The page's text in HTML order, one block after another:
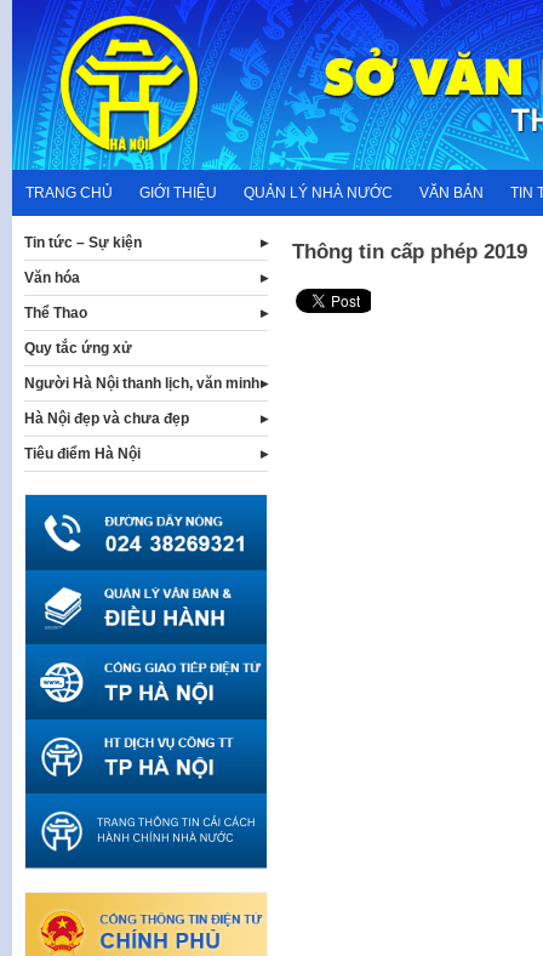
content
TRANG CHỦ GIỚI THIỆU QUẢN LÝ NHÀ NƯỚC VĂN BẢN TIN
Thông tin cấp phép 2019
Tin tức – Sự kiện
Văn hóa
Thể Thao
Quy tắc ứng xử
Người Hà Nội thanh lịch, văn minh
Hà Nội đẹp và chưa đẹp
Tiêu điểm Hà Nội